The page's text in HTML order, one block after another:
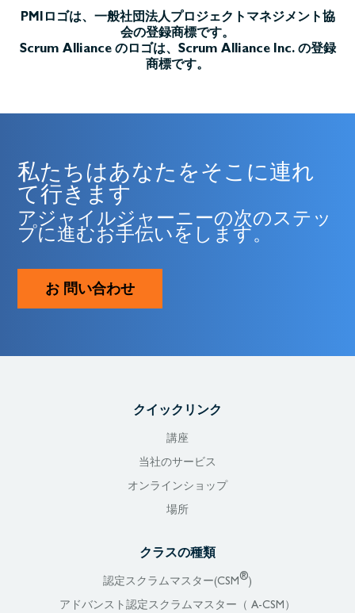
PMIロゴは、一般社団法人プロジェクトマネジメント協
会の登録商標です。
Scrum Alliance のロゴは、Scrum Alliance Inc. の登録
商標です。
私たちはあなたをそこに連れ
て行きます
アジャイルジャーニーの次のステッ
プに進むお手伝いをします。
お 問い合わせ
クイックリンク
講座
当社のサービス
オンラインショップ
場所
クラスの種類
認定スクラムマスター(CSM®)
アドバンスト認定スクラムマスター（ A-CSM）